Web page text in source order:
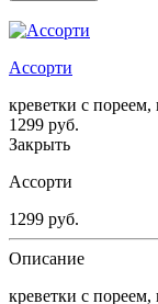
Ассорти
креветки с
1299 руб.
Закрыть
Ассорти
1299 руб.
Описание
креветки с